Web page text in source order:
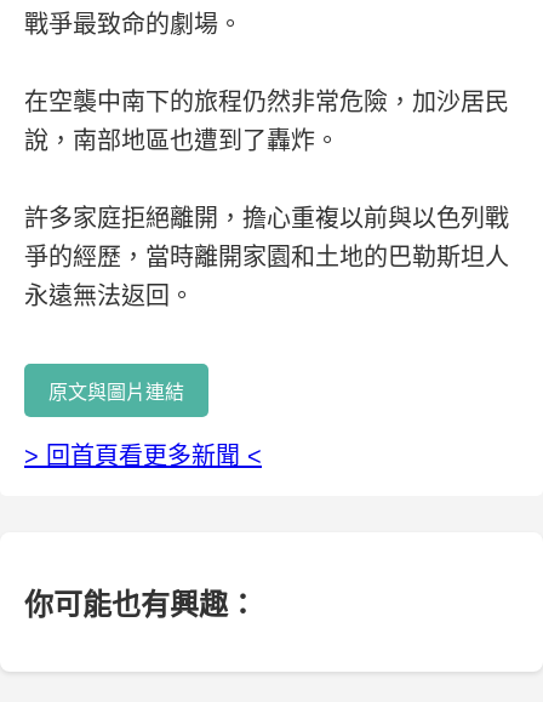
戰爭最致命的劇場。
在空襲中南下的旅程仍然非常危險，加沙居民
說，南部地區也遭到了轟炸。
許多家庭拒絕離開，擔心重複以前與以色列戰
爭的經歷，當時離開家園和土地的巴勒斯坦人
永遠無法返回。
原文與圖片連結
> 回首頁看更多新聞 <
你可能也有興趣：